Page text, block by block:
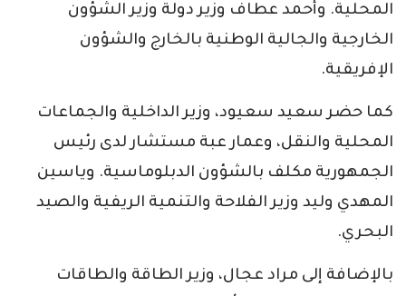
المحلية. وأحمد عطاف وزير دولة وزير الشؤون
الخارجية والجالية الوطنية بالخارج والشؤون
الإفريقية.
كما حضر سعيد سعيود، وزير الداخلية والجماعات
المحلية والنقل، وعمار عبة مستشار لدى رئيس
الجمهورية مكلف بالشؤون الدبلوماسية. وياسين
المهدي وليد وزير الفلاحة والتنمية الريفية والصيد
البحري.
بالإضافة إلى مراد عجال، وزير الطاقة والطاقات